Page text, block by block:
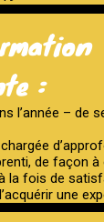
:
l’année – de
de façon
la fois de
une